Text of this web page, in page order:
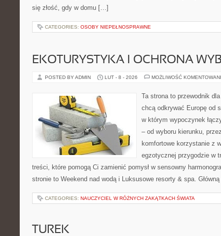
się złość, gdy w domu […]
CATEGORIES: OSOBY NIEPEŁNOSPRAWNE
EKOTURYSTYKA I OCHRONA
POSTED BY ADMIN LUT - 8 - 2026 MOŻLIWOŚĆ
Ta strona to przewodnik
chcą odkrywać Europę od
w którym wypoczynek
– od wyboru kierunku,
komfortowe korzystanie z
egzotycznej przygodzie w
treści, które pomogą Ci zamienić pomysł w sensowny
stronie to Weekend nad wodą i Luksusowe resorty & spa.
CATEGORIES: NAUCZYCIEL W RÓŻNYCH ZAKĄTKACH ŚWIATA
TUREK